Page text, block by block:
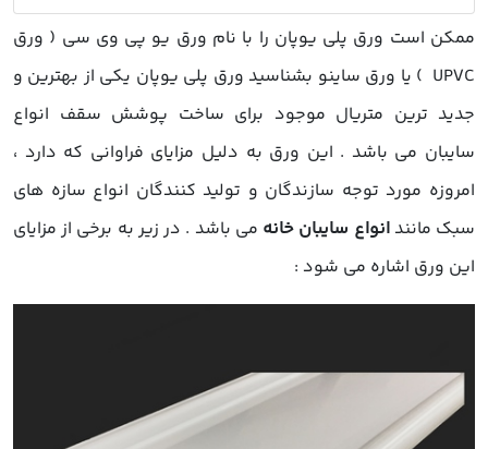
ممکن است ورق پلی یوپان را با نام ورق یو پی وی سی ( ورق
UPVC ) یا ورق ساینو بشناسید ورق پلی یوپان یکی از بهترین و
جدید ترین متریال موجود برای ساخت پوشش سقف انواع
سایبان می باشد . این ورق به دلیل مزایای فراوانی که دارد ،
امروزه مورد توجه سازندگان و تولید کنندگان انواع سازه های
سبک مانند انواع سایبان خانه می باشد . در زیر به برخی از مزایای
این ورق اشاره می شود :